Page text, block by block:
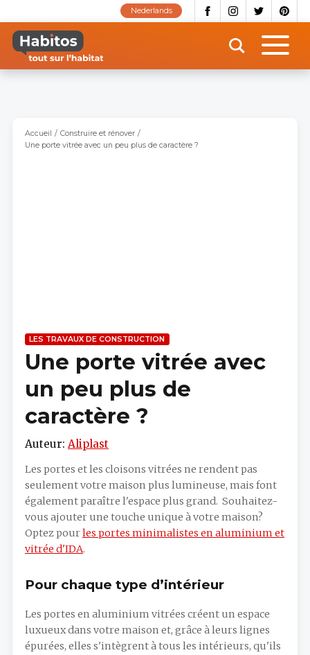
contenu
principal
Nederlands
Accueil
Construire et rénover
Une porte vitrée avec un peu plus de caractère ?
LES TRAVAUX DE CONSTRUCTION
Une porte vitrée avec
un peu plus de
caractère ?
Auteur: Aliplast
Les portes et les cloisons vitrées ne rendent pas
seulement votre maison plus lumineuse, mais font
également paraître l'espace plus grand. Souhaitez-
vous ajouter une touche unique à votre maison?
Optez pourles portes minimalistes en aluminium et
vitrée d'IDA.
Pour chaque type d’intérieur
Les portes en aluminium vitrées créent un espace
luxueux dans votre maison et, grâce à leurs lignes
épurées, elles s'intègrent à tous les intérieurs, qu'ils